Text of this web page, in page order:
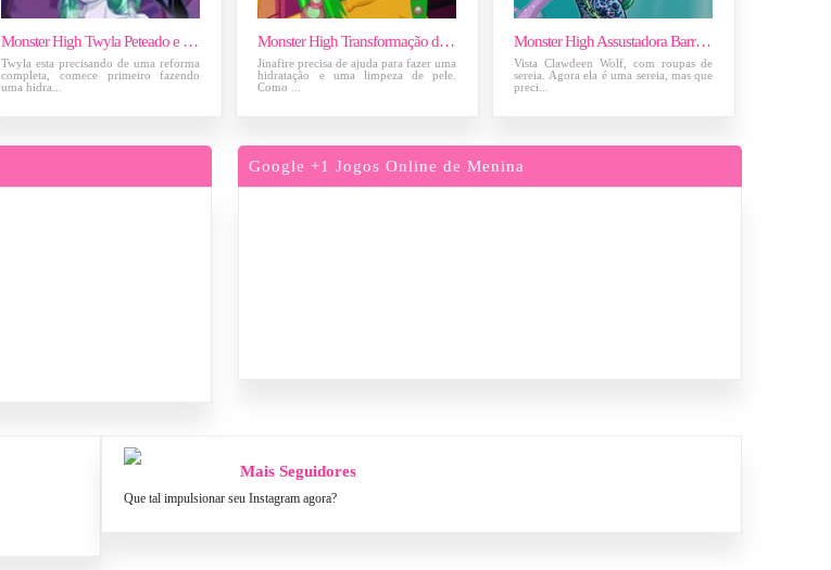
Monster High Twyla Peteado e Facial
Twyla esta precisando de uma reforma
completa, comece primeiro fazendo
uma hidra...
Monster High Transformação da Jinafire
Jinafire precisa de ajuda para fazer uma
hidratação e uma limpeza de pele.
Como ...
Monster High Assustadora Barreira de Coral
Vista Clawdeen Wolf, com roupas de
sereia. Agora ela é uma sereia, mas que
preci...
Google +1 Jogos Online de Menina
Mais Seguidores
Que tal impulsionar seu Instagram agora?